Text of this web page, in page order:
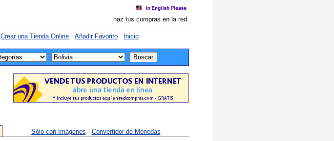
haz tus compras en la red
Crear una Tienda Online Añadir Favorito Inicio
Sólo con Imágenes Convertidor de Monedas